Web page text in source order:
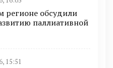
регионе обсудили
паллиативной
15:51